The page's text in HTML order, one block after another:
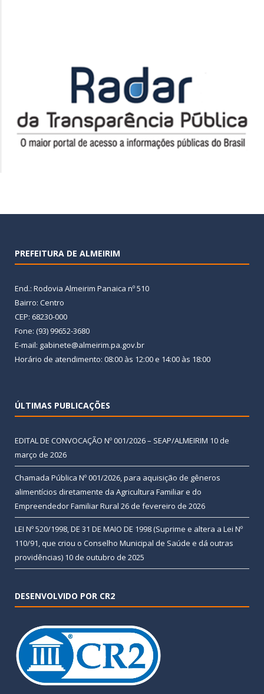
PREFEITURA DE ALMEIRIM
End.: Rodovia Almeirim Panaica nº 510
Bairro: Centro
CEP: 68230-000
Fone: (93) 99652-3680
E-mail: gabinete@almeirim.pa.gov.br
Horário de atendimento: 08:00 às 12:00 e 14:00 às 18:00
ÚLTIMAS PUBLICAÇÕES
EDITAL DE CONVOCAÇÃO Nº 001/2026 – SEAP/ALMEIRIM 10 de
março de 2026
Chamada Pública Nº 001/2026, para aquisição de gêneros
alimentícios diretamente da Agricultura Familiar e do
Empreendedor Familiar Rural 26 de fevereiro de 2026
LEI Nº 520/1998, DE 31 DE MAIO DE 1998 (Suprime e altera a Lei Nº
110/91, que criou o Conselho Municipal de Saúde e dá outras
providências) 10 de outubro de 2025
DESENVOLVIDO POR CR2